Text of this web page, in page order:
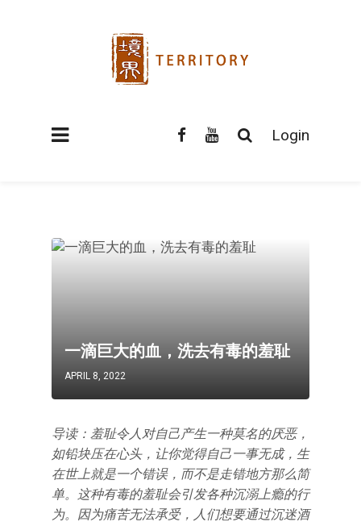
Login
一滴巨大的血，洗去有毒的羞耻
APRIL 8, 2022
导读：羞耻令人对自己产生一种莫名的厌恶，
如铅块压在心头，让你觉得自己一事无成，生
在世上就是一个错误，而不是走错地方那么简
单。这种有毒的羞耻会引发各种沉溺上瘾的行
为。因为痛苦无法承受，人们想要通过沉迷酒